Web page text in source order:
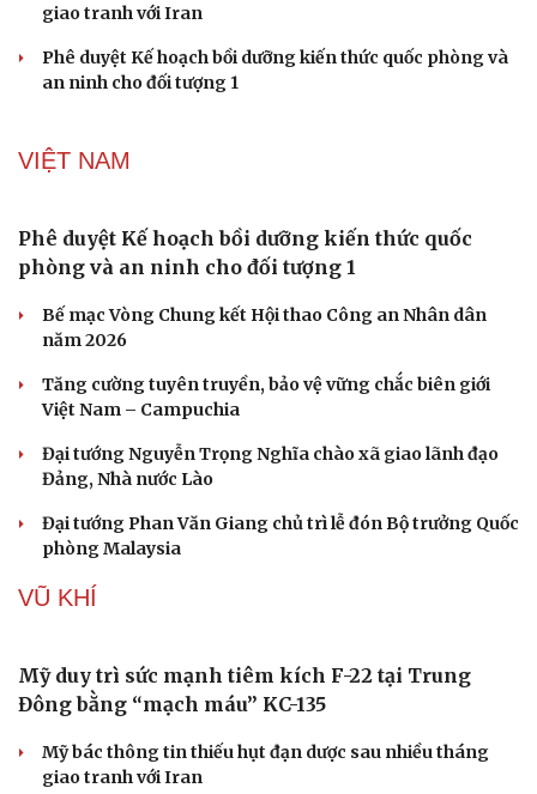
Lâm Đồng lập đơn vị chuyên trách tìm kiếm, quy
tập hài cốt liệt sĩ
bằng “mạch máu” KC-135
nan chiến lược
giao tranh với Iran
an ninh cho đối tượng 1
VIỆT NAM
Phê duyệt Kế hoạch bồi dưỡng kiến thức quốc
phòng và an ninh cho đối tượng 1